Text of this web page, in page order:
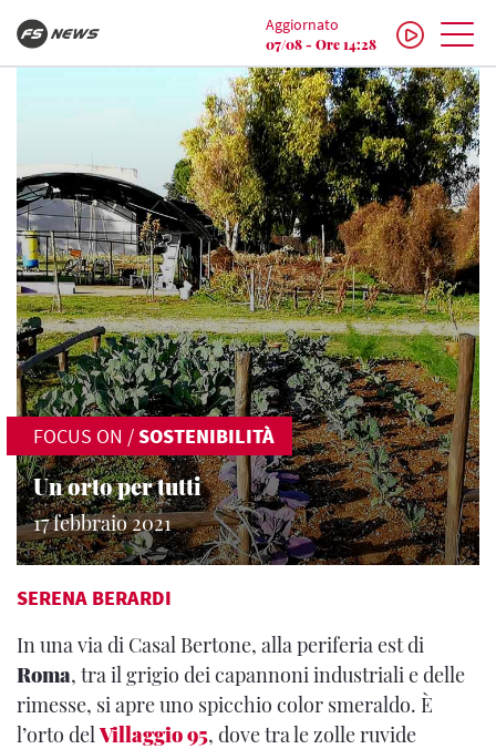
Aggiornato
07/08 - Ore 14:28
FOCUS ON /SOSTENIBILITÀ
Un orto per tutti
17 febbraio 2021
SERENA BERARDI
In una via di Casal Bertone, alla periferia est di
Roma, tra il grigio dei capannoni industriali e delle
rimesse, si apre uno spicchio color smeraldo. È
l’orto delVillaggio 95, dove tra le zolle ruvide